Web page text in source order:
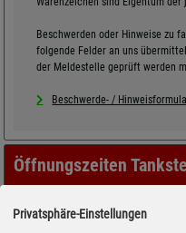
Beschwerden oder Hinweise zu
folgende Felder an uns
der Meldestelle geprüft werden
Beschwerde- /
Öffnungszeiten
Privatsphäre-Einstellungen